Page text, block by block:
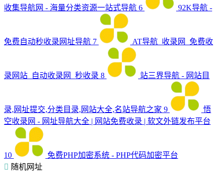
收集导航网 - 海量分类资源一站式导航 6 92K导航 -
免费自动秒收录网址导航 7 AT导航_收录网_免费收
录网站_自动收录网_秒收录 8 站三界导航 - 网站目
录,网址提交,分类目录,网站大全,名站导航之家 9
悟
空收录网 - 网址导航大全 | 网站免费收录 | 软文外链发布平台
10
免费PHP加密系统 - PHP代码加密平台
随机网址